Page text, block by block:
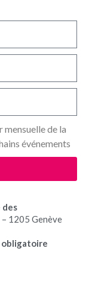
mensuelle de la
événements
des
– 1205 Genève